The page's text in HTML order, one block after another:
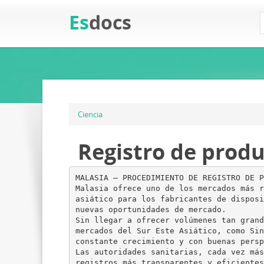
Esdocs
Ciencia
Registro de
MALASIA – PROCEDIMIENTO DE REGISTRO DE
Malasia ofrece uno de los mercados más
asiático para los fabricantes de
nuevas oportunidades de mercado.
Sin llegar a ofrecer volúmenes tan
mercados del Sur Este Asiático, como
constante crecimiento y con buenas
Las autoridades sanitarias, cada vez
registros más transparentes y